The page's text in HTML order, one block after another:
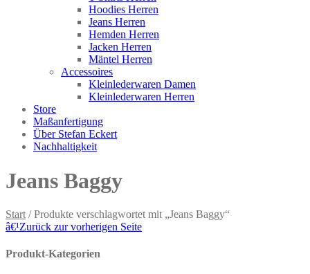
Hoodies Herren
Jeans Herren
Hemden Herren
Jacken Herren
Mäntel Herren
Accessoires
Kleinlederwaren Damen
Kleinlederwaren Herren
Store
Maßanfertigung
Über Stefan Eckert
Nachhaltigkeit
Jeans Baggy
Start / Produkte verschlagwortet mit „Jeans Baggy“
â€¹Zurück zur vorherigen Seite
Produkt-Kategorien